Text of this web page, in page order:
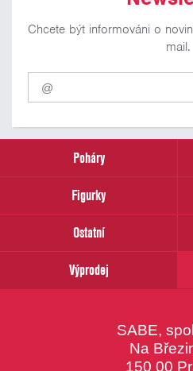
Chcete být informováni o
mail.
Pro
odběr
našich
email
Poháry
Figurky
Ostatní
Výprodej
SABE,
Na
150 00